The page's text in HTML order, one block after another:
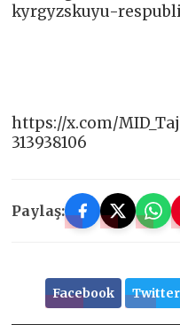
kyrgyzskuyu-
https://x.com/
313938106
Paylaş:
Facebook Twitter